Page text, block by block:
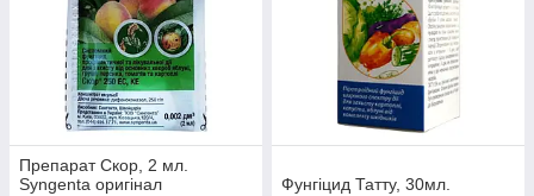
Препарат Скор, 2 мл.
Syngenta оригінал
Фунгіцид Татту, 30мл.